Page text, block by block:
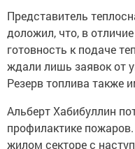
Представитель
доложил, что, в
готовность к подаче
ждали лишь заявок от
Резерв топлива также
Альберт Хабибуллин
профилактике
жилом секторе с